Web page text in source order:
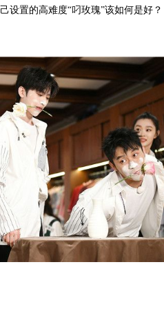
设置的高难度“叼玫瑰”该如何是好？